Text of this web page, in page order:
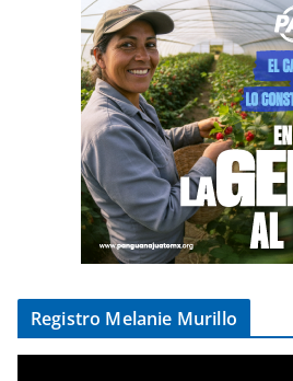
Registro Melanie Murillo